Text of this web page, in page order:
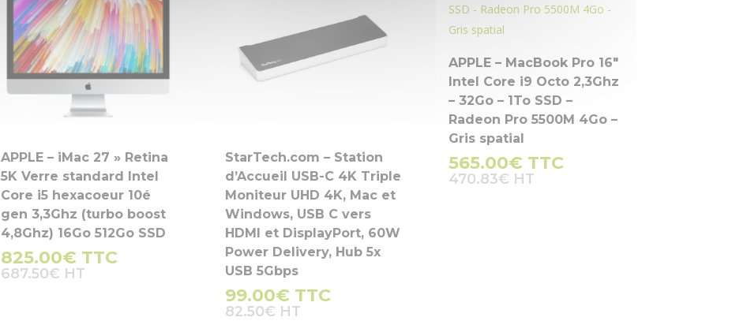
APPLE – iMac 27 » Retina
5K Verre standard Intel
Core i5 hexacoeur 10é
gen 3,3Ghz (turbo boost
4,8Ghz) 16Go 512Go SSD
825.00€ TTC
687.50€
StarTech.com – Station
d’Accueil USB-C 4K Triple
Moniteur UHD 4K, Mac et
Windows, USB C vers
HDMI et DisplayPort, 60W
Power Delivery, Hub 5x
USB 5Gbps
99.00€ TTC
82.50€
APPLE – MacBook Pro 16″
Intel Core i9 Octo 2,3Ghz
– 32Go – 1To SSD –
Radeon Pro 5500M 4Go –
Gris spatial
565.00€ TTC
470.83€